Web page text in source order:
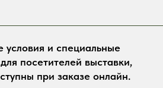
условия и специальные
посетителей выставки,
при заказе онлайн.